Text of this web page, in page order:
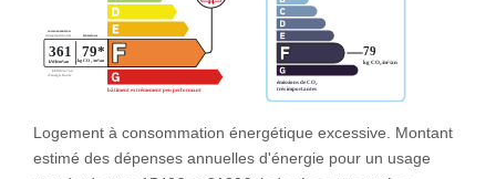
Logement à consommation énergétique excessive. Montant
estimé des dépenses annuelles d'énergie pour un usage